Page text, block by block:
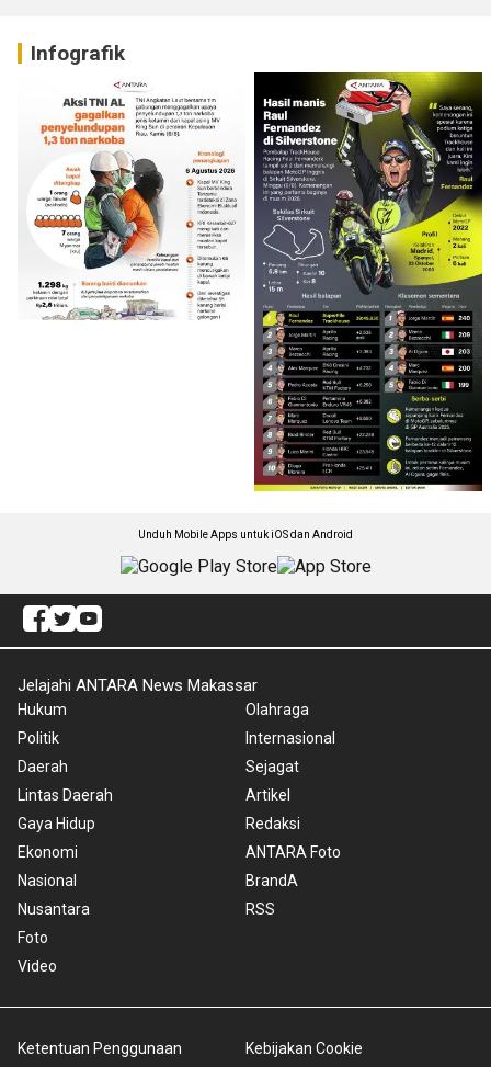
Infografik
Unduh Mobile Apps untuk iOS dan Android
Jelajahi ANTARA News Makassar
Hukum
Politik
Daerah
Lintas Daerah
Gaya Hidup
Ekonomi
Nasional
Nusantara
Foto
Video
Olahraga
Internasional
Sejagat
Artikel
Redaksi
ANTARA Foto
BrandA
RSS
Ketentuan Penggunaan Kebijakan Cookie